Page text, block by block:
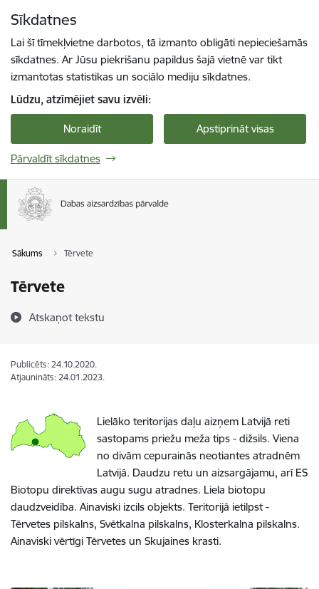
Sīkdatnes
Lai šī tīmekļvietne darbotos, tā izmanto obligāti nepieciešamās
sīkdatnes. Ar Jūsu piekrišanu papildus šajā vietnē var tikt
izmantotas statistikas un sociālo mediju sīkdatnes.
Lūdzu, atzīmējiet savu izvēli:
Noraidīt Apstiprināt visas
Pārvaldīt sīkdatnes
Sākums Tērvete
Tērvete
Atskaņot tekstu
Publicēts: 24.10.2020.
Atjaunināts: 24.01.2023.
Lielāko teritorijas daļu aizņem Latvijā reti
sastopams priežu meža tips - dižsils. Viena
no divām cepurainās neotiantes atradnēm
Latvijā. Daudzu retu un aizsargājamu, arī ES
Biotopu direktīvas augu sugu atradnes. Liela biotopu
daudzveidība. Ainaviski izcils objekts. Teritorijā ietilpst -
Tērvetes pilskalns, Svētkalna pilskalns, Klosterkalna pilskalns.
Ainaviski vērtīgi Tērvetes un Skujaines krasti.